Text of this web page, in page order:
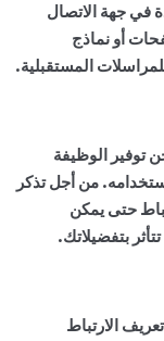
في جهة الاتصال
أو نماذج
المستقبلية.
توفير الوظيفة
من أجل تذكر
حتى يمكن
بتفضيلاتك.
الارتباط